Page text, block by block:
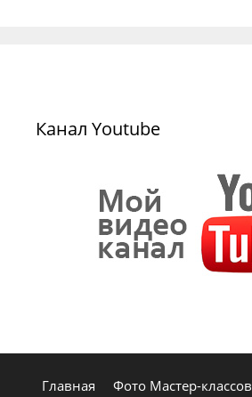
Канал Youtube
Главная Фото Мастер-классов